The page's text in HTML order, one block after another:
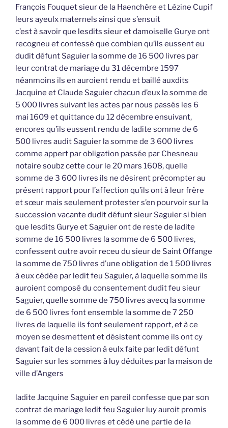
François Fouquet sieur de la Haenchère et Lézine Cupif
leurs ayeulx maternels ainsi que s’ensuit
c’est à savoir que lesdits sieur et damoiselle Gurye ont
recogneu et confessé que combien qu’ils eussent eu
dudit défunt Saguier la somme de 16 500 livres par
leur contrat de mariage du 31 décembre 1597
néanmoins ils en auroient rendu et baillé auxdits
Jacquine et Claude Saguier chacun d’eux la somme de
5 000 livres suivant les actes par nous passés les 6
mai 1609 et quittance du 12 décembre ensuivant,
encores qu’ils eussent rendu de ladite somme de 6
500 livres audit Saguier la somme de 3 600 livres
comme appert par obligation passée par Chesneau
notaire soubz cette cour le 20 mars 1608, quelle
somme de 3 600 livres ils ne désirent précompter au
présent rapport pour l’affection qu’ils ont à leur frère
et sœur mais seulement protester s’en pourvoir sur la
succession vacante dudit défunt sieur Saguier si bien
que lesdits Gurye et Saguier ont de reste de ladite
somme de 16 500 livres la somme de 6 500 livres,
confessent outre avoir receu du sieur de Saint Offange
la somme de 750 livres d’une obligation de 1 500 livres
à eux cédée par ledit feu Saguier, à laquelle somme ils
auroient composé du consentement dudit feu sieur
Saguier, quelle somme de 750 livres avecq la somme
de 6 500 livres font ensemble la somme de 7 250
livres de laquelle ils font seulement rapport, et à ce
moyen se desmettent et désistent comme ils ont cy
davant fait de la cession à eulx faite par ledit défunt
Saguier sur les sommes à luy déduites par la maison de
ville d’Angers
ladite Jacquine Saguier en pareil confesse que par son
contrat de mariage ledit feu Saguier luy auroit promis
la somme de 6 000 livres et cédé une partie de la